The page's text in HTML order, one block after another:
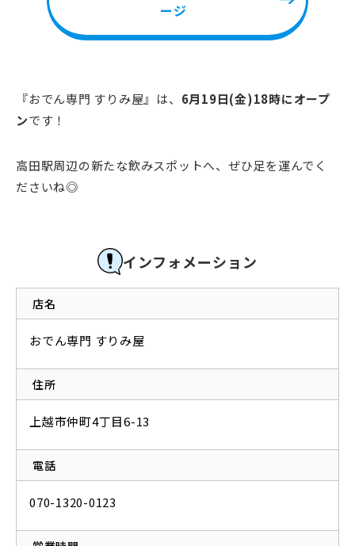
ージ
『おでん専門 すりみ屋』は、 6月19日(金)18時にオープ
ンです！
高田駅周辺の新たな飲みスポットへ、ぜひ足を運んでく
ださいね◎
インフォメーション
店名
おでん専門 すりみ屋
住所
上越市仲町4丁目6-13
電話
070-1320-0123